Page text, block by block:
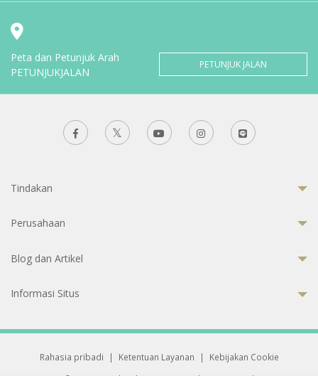
Peta dan Petunjuk Arah
PETUNJUKJALAN
PETUNJUK JALAN
Tindakan
Perusahaan
Blog dan Artikel
Informasi Situs
Rahasia pribadi | Ketentuan Layanan |
Kebijakan Cookie